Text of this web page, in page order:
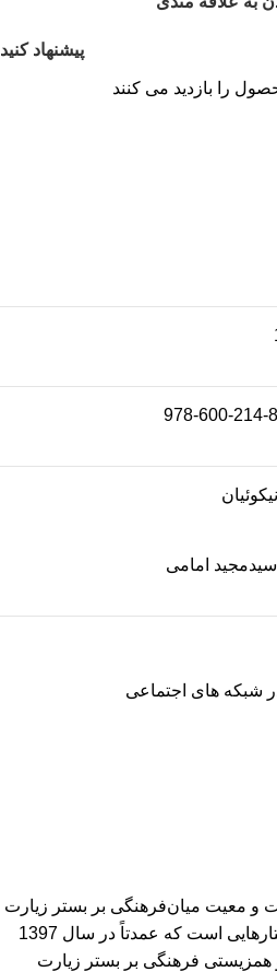
پیشنهاد کنید
را بازدید می کنند
و معیت میان‌فرهنگی بر بستر زیارت
اربعین‌ مجموعه نوشتارها و گفتارهایی است که عمدتاً در سال 1397
فرهنگی بر بستر زیارت
978-600-214-
امامی
شبکه های اجتماعی